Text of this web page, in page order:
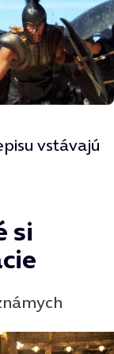
vstávajú
si